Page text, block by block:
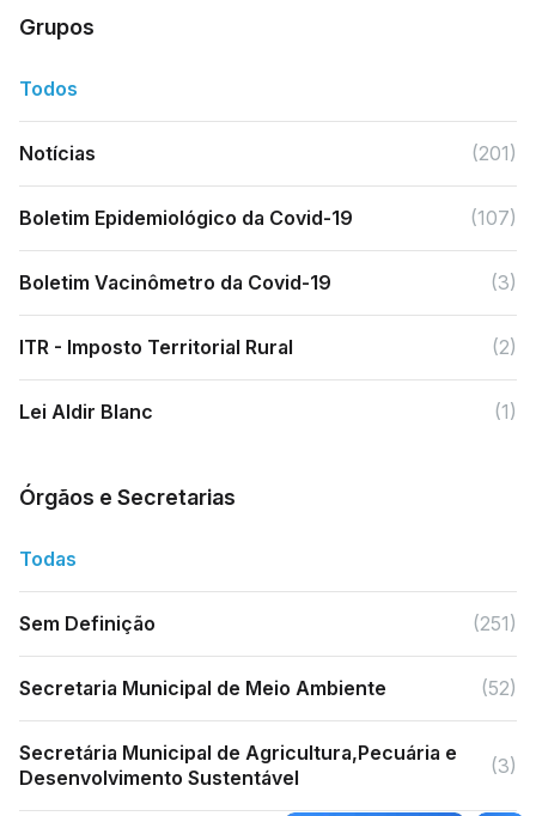
Grupos
Todos
Notícias (201)
Boletim Epidemiológico da Covid-19 (107)
Boletim Vacinômetro da Covid-19 (3)
ITR - Imposto Territorial Rural (2)
Lei Aldir Blanc (1)
Órgãos e Secretarias
Todas
Sem Definição (251)
Secretaria Municipal de Meio Ambiente (52)
Secretária Municipal de Agricultura,Pecuária e
Desenvolvimento Sustentável
(3)